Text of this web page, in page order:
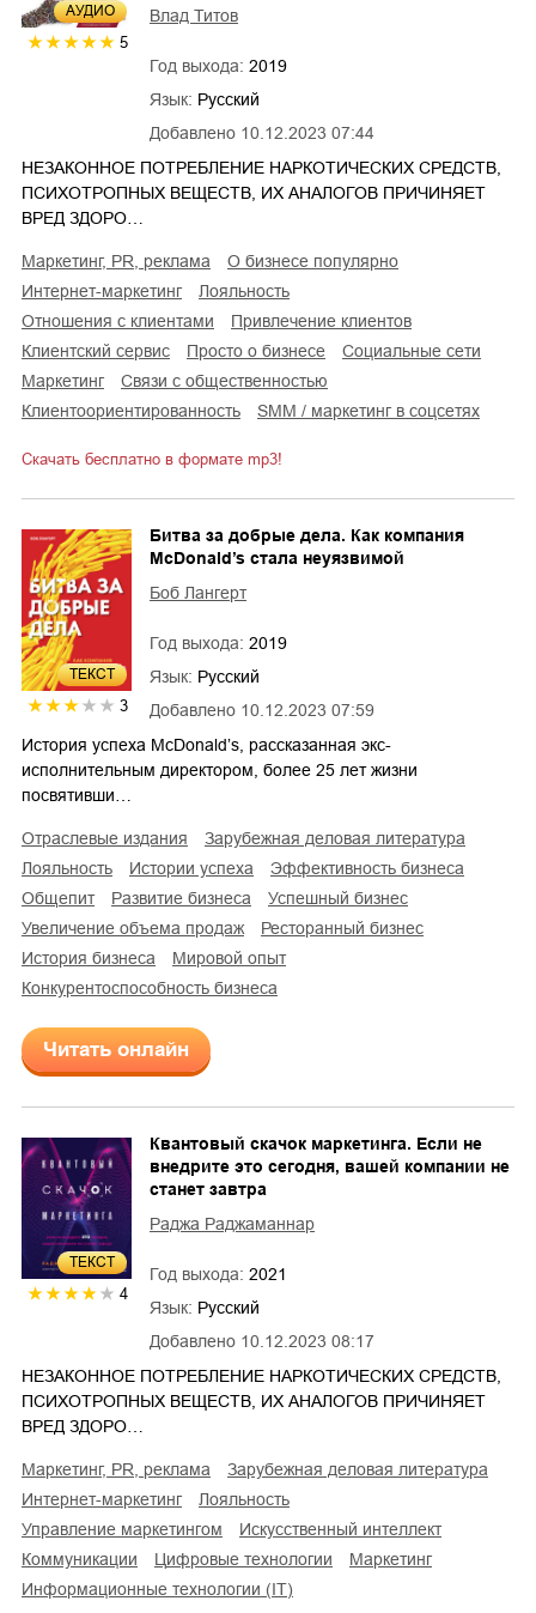
AУДИО
5
Добавлено 10.12.2023 07:44
Влад Титов
Год выхода: 2019
Язык: Русский
НЕЗАКОННОЕ ПОТРЕБЛЕНИЕ НАРКОТИЧЕСКИХ СРЕДСТВ,
ПСИХОТРОПНЫХ ВЕЩЕСТВ, ИХ АНАЛОГОВ ПРИЧИНЯЕТ
ВРЕД ЗДОРО…
маркетинг, PR, реклама
о бизнесе популярно
интернет-маркетинг
лояльность
отношения с клиентами
привлечение клиентов
клиентский сервис
просто о бизнесе
социальные сети
маркетинг
связи с общественностью
клиентоориентированность
SMM / маркетинг в соцсетях
Скачать бесплатно в формате mp3!
ТЕКСТ
3 Добавлено 10.12.2023 07:59
Битва за добрые дела. Как компания
МсDonald’s стала неуязвимой
Боб Лангерт
Год выхода: 2019
Язык: Русский
История успеха McDonald’s, рассказанная экс-
исполнительным директором, более 25 лет жизни
посвятивши…
отраслевые издания
зарубежная деловая литература
лояльность
истории успеха
эффективность бизнеса
общепит
развитие бизнеса
успешный бизнес
увеличение объема продаж
ресторанный бизнес
история бизнеса
мировой опыт
конкурентоспособность бизнеса
Читать онлайн
ТЕКСТ
4
Добавлено 10.12.2023 08:17
Квантовый скачок маркетинга. Если не
внедрите это сегодня, вашей компании не
станет завтра
Раджа Раджаманнар
Год выхода: 2021
Язык: Русский
НЕЗАКОННОЕ ПОТРЕБЛЕНИЕ НАРКОТИЧЕСКИХ СРЕДСТВ,
ПСИХОТРОПНЫХ ВЕЩЕСТВ, ИХ АНАЛОГОВ ПРИЧИНЯЕТ
ВРЕД ЗДОРО…
маркетинг, PR, реклама
зарубежная деловая литература
интернет-маркетинг
лояльность
управление маркетингом
искусственный интеллект
коммуникации
цифровые технологии
маркетинг
информационные технологии (IT)